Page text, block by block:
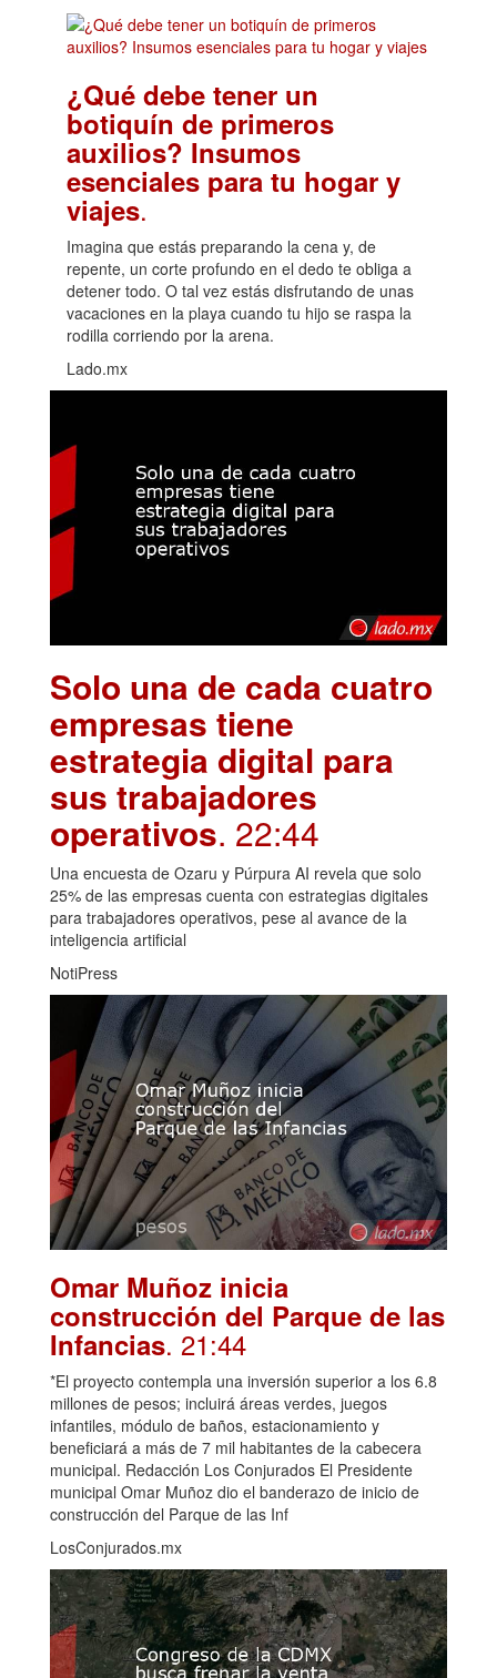
¿Qué debe tener un
botiquín de primeros
auxilios? Insumos
esenciales para tu hogar y
viajes.
Imagina que estás preparando la cena y, de
repente, un corte profundo en el dedo te obliga a
detener todo. O tal vez estás disfrutando de unas
vacaciones en la playa cuando tu hijo se raspa la
rodilla corriendo por la arena.
Lado.mx
Solo una de cada cuatro
empresas tiene
estrategia digital para
sus trabajadores
operativos. 22:44
Una encuesta de Ozaru y Púrpura AI revela que solo
25% de las empresas cuenta con estrategias digitales
para trabajadores operativos, pese al avance de la
inteligencia artificial
NotiPress
Omar Muñoz inicia
construcción del Parque de las
Infancias. 21:44
*El proyecto contempla una inversión superior a los 6.8
millones de pesos; incluirá áreas verdes, juegos
infantiles, módulo de baños, estacionamiento y
beneficiará a más de 7 mil habitantes de la cabecera
municipal. Redacción Los Conjurados El Presidente
municipal Omar Muñoz dio el banderazo de inicio de
construcción del Parque de las Inf
LosConjurados.mx